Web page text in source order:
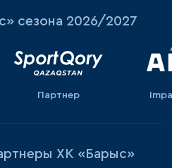
сезона 2026/2027
Партнер
ХК «Барыс»